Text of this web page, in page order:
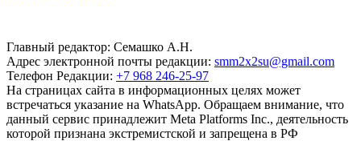
Главный редактор: Семашко А.Н.
Адрес электронной почты редакции: smm2x2su@gmail.com
Телефон Редакции: +7 968 246-25-97
На страницах сайта в информационных целях может
встречаться указание на WhatsApp. Обращаем внимание, что
данный сервис принадлежит Meta Platforms Inc., деятельность
которой признана экстремистской и запрещена в РФ